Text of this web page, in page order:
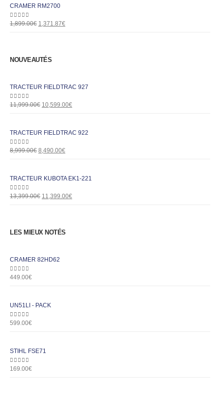
CRAMER RM2700
0out of 5
1,899.00€ 1,371.87€
NOUVEAUTÉS
TRACTEUR FIELDTRAC 927
0out of 5
11,999.00€ 10,599.00€
TRACTEUR FIELDTRAC 922
0out of 5
8,999.00€ 8,490.00€
TRACTEUR KUBOTA EK1-221
0out of 5
13,399.00€ 11,399.00€
LES MIEUX NOTÉS
CRAMER 82HD62
0out of 5
449.00€
UN51LI - PACK
0out of 5
599.00€
STIHL FSE71
0out of 5
169.00€